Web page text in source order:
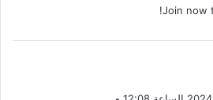
Join now